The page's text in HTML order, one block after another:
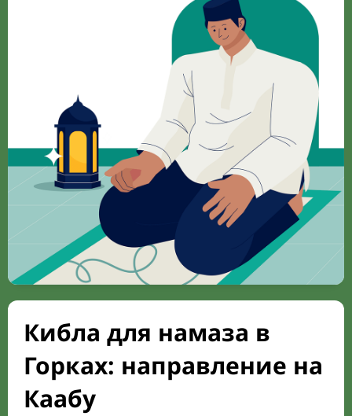
Кибла для намаза в
Горках: направление на
Каабу